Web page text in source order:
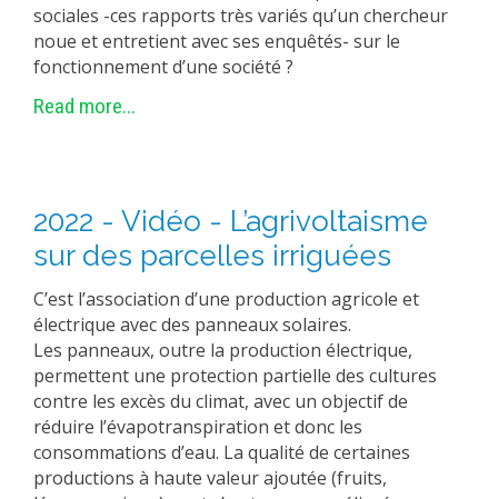
sociales -ces rapports très variés qu’un chercheur
noue et entretient avec ses enquêtés- sur le
fonctionnement d’une société ?
Read more...
2022 - Vidéo - L’agrivoltaisme
sur des parcelles irriguées
C’est l’association d’une production agricole et
électrique avec des panneaux solaires.
Les panneaux, outre la production électrique,
permettent une protection partielle des cultures
contre les excès du climat, avec un objectif de
réduire l’évapotranspiration et donc les
consommations d’eau. La qualité de certaines
productions à haute valeur ajoutée (fruits,